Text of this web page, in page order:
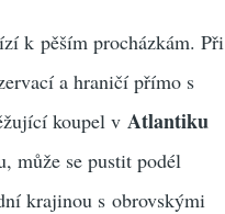
k pěším procházkám. Při
a hraničí přímo s
koupel vAtlantiku
může se pustit podél
krajinou s obrovskými